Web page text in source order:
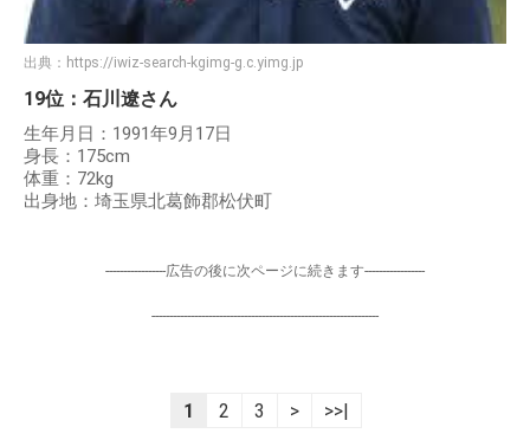
出典： https://iwiz-search-kgimg-g.c.yimg.jp
19位：石川遼さん
生年月日：1991年9月17日
身長：175cm
体重：72kg
出身地：埼玉県北葛飾郡松伏町
-----------------広告の後に次ページに続きます-----------------
----------------------------------------------------------------
1 2 3 > >>|